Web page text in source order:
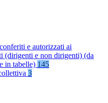
e autorizzati ai
(dirigenti e non dirigenti) (da
in tabelle) 145
3